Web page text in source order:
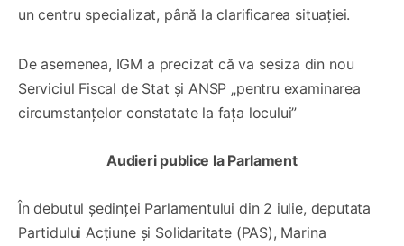
un centru specializat, până la clarificarea situației.
De asemenea, IGM a precizat că va sesiza din nou
Serviciul Fiscal de Stat și ANSP „pentru examinarea
circumstanțelor constatate la fața locului”
Audieri publice la Parlament
În debutul ședinței Parlamentului din 2 iulie, deputata
Partidului Acțiune și Solidaritate (PAS), Marina